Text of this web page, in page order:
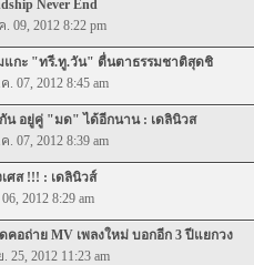
Never End
09, 2012 8:22 pm
กะ "ทรี.ทู.วัน" ตื่นตาธรรมชาติสุดชิ
07, 2012 8:45 am
น อยู่คู่ "มด" ได้อีกนาน : เดลินิวส
07, 2012 8:39 am
ศส !!! : เดลินิวส์
2012 8:29 am
อถ่าย MV เพลงใหม่ บอกอีก 3 ปีแยกวง
25, 2012 11:23 am